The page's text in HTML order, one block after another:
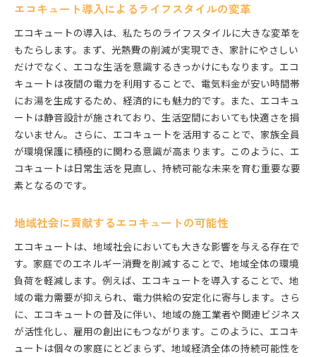
エコキュート導入によるライフスタイルの変革
エコキュートの導入は、私たちのライフスタイルに大きな変革を
もたらします。まず、光熱費の削減が実現でき、家計にやさしい
だけでなく、エコな生活を意識するきっかけにもなります。エコ
キュートは夜間の電力を利用することで、電気料金が安い時間帯
にお湯を生成するため、経済的にも魅力的です。また、エコキュ
ートは静音設計が施されており、生活空間においても快適さを損
ないません。さらに、エコキュートを活用することで、家族全員
が環境保護に積極的に関わる意識が高まります。このように、エ
コキュートは日常生活を見直し、持続可能な未来を育む重要な要
素となるのです。
地域社会に貢献するエコキュートの可能性
エコキュートは、地域社会においても大きな影響を与える存在で
す。家庭でのエネルギー消費を削減することで、地域全体の環境
負荷を軽減します。例えば、エコキュートを導入することで、地
域の電力需要が抑えられ、電力供給の安定化に寄与します。さら
に、エコキュートの普及に伴い、地域の施工業者や関連ビジネス
が活性化し、雇用の創出にもつながります。このように、エコキ
ュートは個々の家庭にとどまらず、地域経済全体の持続可能性を